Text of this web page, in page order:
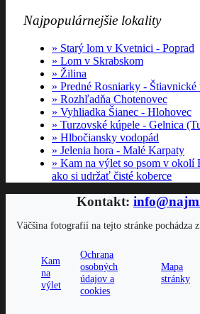
Najpopulárnejšie lokality
Starý lom v Kvetnici - Poprad
Lom v Skrabskom
Žilina
Predné Rosniarky - Štiavnické
Rozhľadňa Chotenovec
Vyhliadka Šianec - Hlohovec
Turzovské kúpele - Gelnica
Hlbočiansky vodopád
Jelenia hora - Malé Karpaty
Kam na výlet so psom v okolí
ako si udržať čisté koberce
Kontakt:
Väčšina fotografií na tejto stránke pochádza z
Kam
na
výlet
Ochrana
osobných
údajov a
cookies
Mapa
stránky